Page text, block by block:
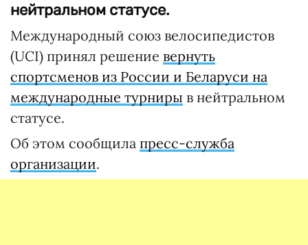
нейтральном статусе.
Международный союз велосипедистов
(UCI) принял решение вернуть
спортсменов из России и Беларуси на
международные турниры в нейтральном
статусе.
Об этом сообщила пресс-служба
организации.